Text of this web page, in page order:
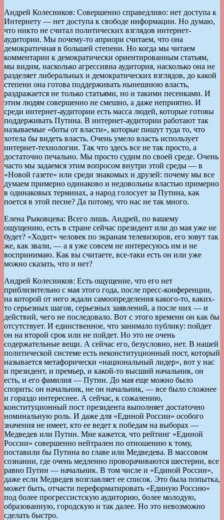
Андрей Колесников: Совершенно справедливо: нет доступа к
Интернету — нет доступа к свободе информации. Но думаю,
что никто не считал политических взглядов интернет-
аудитории. Мы почему-то априори считаем, что она
демократичная в большей степени. Но когда мы читаем
комментарии к демократически ориентированным статьям,
мы видим, насколько агрессивна аудитория, насколько она не
разделяет либеральных и демократических взглядов, до какой
степени она готова поддерживать нынешнюю власть,
раздражается не только статьями, но и такими песенками. И
этим людям совершенно не смешно, а даже неприятно. И
среди интернет-аудитории есть масса людей, которые готовы
поддерживать Путина. В интернет-аудитории работают так
называемые «боты от власти», которые пишут туда то, что
хотела бы видеть власть. Очень умело власть использует
интернет-технологии. Так что здесь все не так просто, а
достаточно печально. Мы просто судим по своей среде. Очень
часто мы задаемся этим вопросом внутри этой среды — в
«Новой газете» или среди знакомых и друзей: почему мы все
думаем примерно одинаково и недовольны властью примерно
в одинаковых терминах, а народ голосует за Путина, как
поется в этой песне? Да потому, что нас не так много.
Елена Рыковцева: Всего лишь. Андрей, по вашему
ощущению, есть в стране сейчас президент или до мая уже не
будет? «Ходит» человек по экранам телевизоров, его зовут так
же, как звали, — а я уже совсем не интересуюсь им и не
воспринимаю. Как вы считаете, все-таки есть он или уже
можно сказать, что и нет?
Андрей Колесников: Есть ощущение, что его нет
приблизительно с мая этого года, после пресс-конференции,
на которой от него ждали самоопределения какого-то, каких-
то серьезных шагов, серьезных заявлений, а после них — и
действий, чего не последовало. Вот с этого времени он как бы
отсутствует. И единственное, что занимало публику: пойдет
он на второй срок или не пойдет. Но это не очень
содержательные вещи. А сейчас его, безусловно, нет. В нашей
политической системе есть неконституционный пост, который
называется метафорически «национальный лидер», вот у нас
и президент, и премьер, и какой-то высший начальник, он
есть, и его фамилия — Путин. До мая еще можно было
спорить: он начальник, не он начальник, — все было сложнее
и гораздо интереснее. А сейчас, к сожалению,
конституционный пост президента выполняет достаточно
номинальную роль. И даже для «Единой России» особого
значения не имеет, кто ее ведет к победам на выборах —
Медведев или Путин. Мне кажется, что рейтинг «Единой
России» совершенно нейтрален по отношению к тому,
поставили бы Путина во главе или Медведева. В массовом
сознании, где очень медленно проворачиваются шестерни, все
равно Путин — начальник. В том числе и «Единой России»,
даже если Медведев возглавляет ее список. Это была попытка,
может быть, отчасти переформатировать «Единую Россию»
под более прогрессистскую аудиторию, более молодую,
образованную, городскую и так далее. Но это невозможно
сделать быстро.